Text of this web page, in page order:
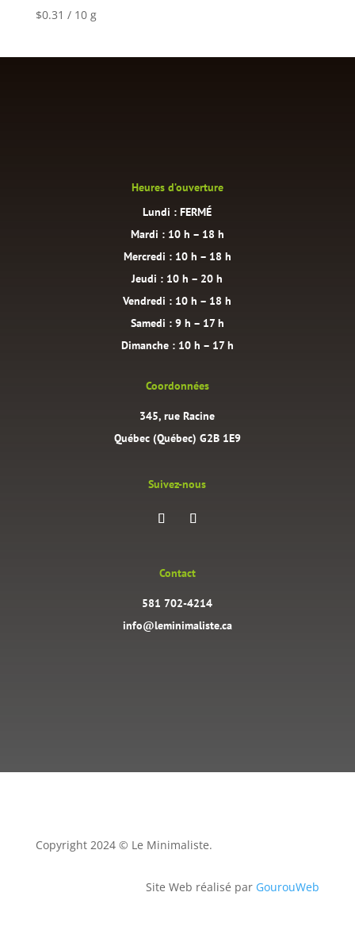
$0.31 / 10 g
Heures d’ouverture
Lundi : FERMÉ
Mardi : 10 h – 18 h
Mercredi : 10 h – 18 h
Jeudi : 10 h – 20 h
Vendredi : 10 h – 18 h
Samedi : 9 h – 17 h
Dimanche : 10 h – 17 h
Coordonnées
345, rue Racine
Québec (Québec) G2B 1E9
Suivez-nous
Contact
581 702-4214
info@leminimaliste.ca
Copyright 2024 © Le Minimaliste.
Site Web réalisé par GourouWeb